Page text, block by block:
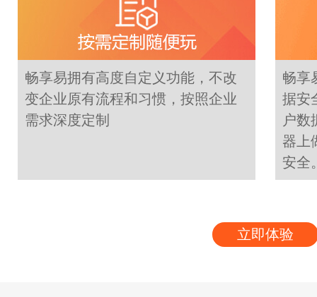
畅享易拥有高度自定义功能，不改
变企业原有流程和习惯，按照企业
需求深度定制
畅享
据安
户数
器上
安全
立即体验